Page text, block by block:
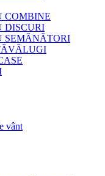
COMBINE
DISCURI
SEMĂNĂTORI
vânt